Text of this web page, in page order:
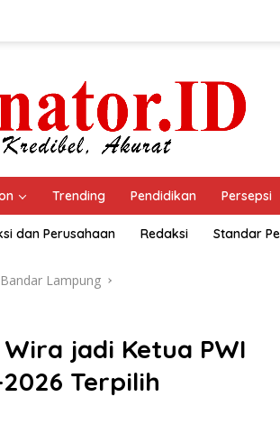
Trending Pendidikan Persepsi
dan Perusahaan Redaksi Standar
Bandar Lampung
jadi Ketua PWI
Terpilih